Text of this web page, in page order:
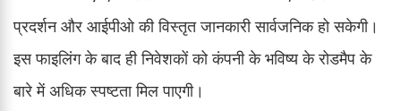
प्रदर्शन और आईपीओ की विस्तृत जानकारी सार्वजनिक हो सकेगी।
इस फाइलिंग के बाद ही निवेशकों को कंपनी के भविष्य के रोडमैप के
बारे में अधिक स्पष्टता मिल पाएगी।